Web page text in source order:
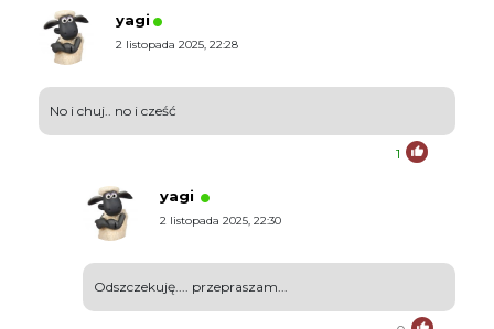
yagi
2 listopada 2025, 22:28
No i chuj.. no i cześć
1
yagi
2 listopada 2025, 22:30
Odszczekuję.... przepraszam...